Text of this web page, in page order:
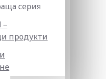
серия
–
продукти